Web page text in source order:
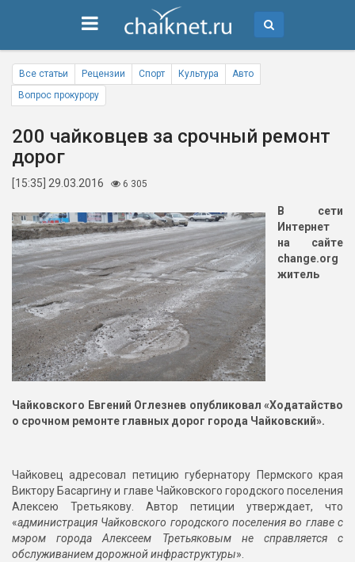
Все статьи Рецензии Спорт Культура
Авто
Вопрос прокурору
200 чайковцев за срочный ремонт
дорог
[15:35] 29.03.2016 6 305
В сети
Интернет
на сайте
change.org
житель
Чайковского Евгений Оглезнев опубликовал «Ходатайство
о срочном ремонте главных дорог города Чайковский».
Чайковец адресовал петицию губернатору Пермского края
Виктору Басаргину и главе Чайковского городского поселения
Алексею Третьякову. Автор петиции утверждает, что
«администрация Чайковского городского поселения во главе с
мэром города Алексеем Третьяковым не справляется с
обслуживанием дорожной инфраструктуры».